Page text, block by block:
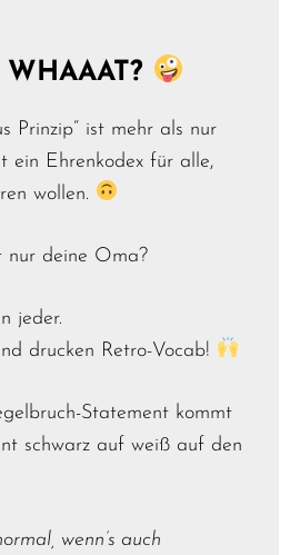
Prinzip“ ist mehr als nur
ein Ehrenkodex für alle,
wollen.
nur deine Oma?
jeder.
drucken Retro-Vocab!
Statement kommt
schwarz auf weiß auf den
wenn’s auch